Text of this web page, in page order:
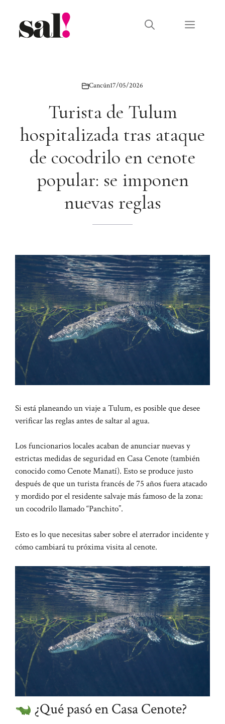
contenido
Menú
Cancún17/05/2026
Turista de Tulum
hospitalizada tras ataque
de cocodrilo en cenote
popular: se imponen
nuevas reglas
Si está planeando un viaje a Tulum, es posible que desee
verificar las reglas antes de saltar al agua.
Los funcionarios locales acaban de anunciar nuevas y
estrictas medidas de seguridad en Casa Cenote (también
conocido como Cenote Manatí). Esto se produce justo
después de que un turista francés de 75 años fuera atacado
y mordido por el residente salvaje más famoso de la zona:
un cocodrilo llamado “Panchito”.
Esto es lo que necesitas saber sobre el aterrador incidente y
cómo cambiará tu próxima visita al cenote.
¿Qué pasó en Casa Cenote?